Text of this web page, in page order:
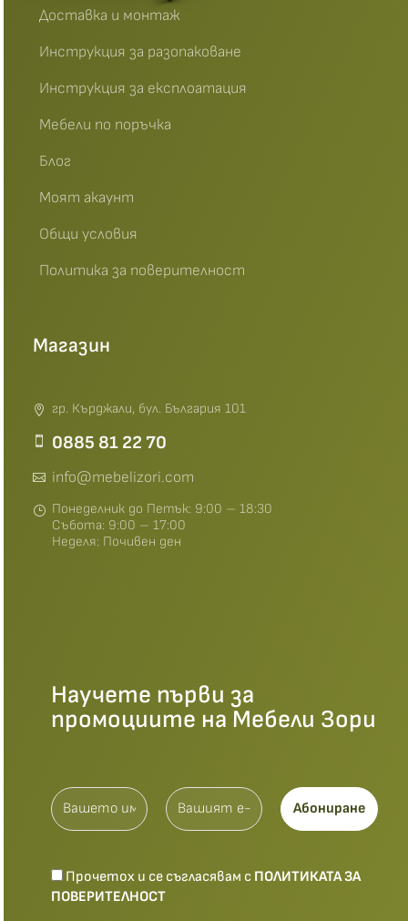
Доставка и монтаж
Инструкция за разопаковане
Инструкция за експлоатация
Мебели по поръчка
Блог
Моят акаунт
Общи условия
Политика за поверителност
Магазин
гр. Кърджали, бул. България 101
0885 81 22 70
info@mebelizori.com
Понеделник до Петък: 9:00 – 18:30
Събота: 9:00 – 17:00
Неделя: Почивен ден
Научете първи за
промоциите на Мебели Зори
Прочетох и се съгласявам с ПОЛИТИКАТА ЗА
ПОВЕРИТЕЛНОСТ